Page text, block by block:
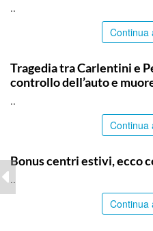
..
Continua
Tragedia tra Carlentini e
controllo dell’auto e
..
Continua
Bonus centri estivi, ecco
..
Continua